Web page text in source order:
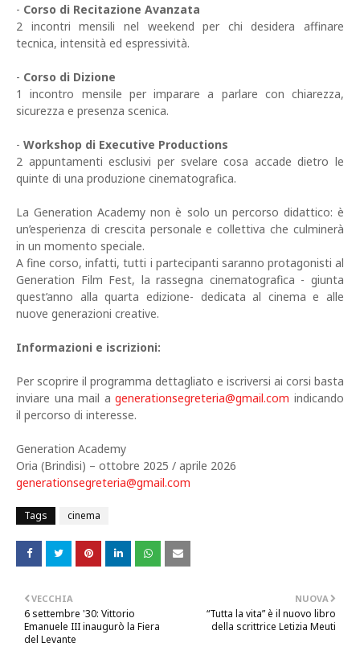
- Corso di Recitazione Avanzata
2 incontri mensili nel weekend per chi desidera affinare
tecnica, intensità ed espressività.
- Corso di Dizione
1 incontro mensile per imparare a parlare con chiarezza,
sicurezza e presenza scenica.
- Workshop di Executive Productions
2 appuntamenti esclusivi per svelare cosa accade dietro le
quinte di una produzione cinematografica.
La Generation Academy non è solo un percorso didattico: è
un’esperienza di crescita personale e collettiva che culminerà
in un momento speciale.
A fine corso, infatti, tutti i partecipanti saranno protagonisti al
Generation Film Fest, la rassegna cinematografica - giunta
quest’anno alla quarta edizione- dedicata al cinema e alle
nuove generazioni creative.
Informazioni e iscrizioni:
Per scoprire il programma dettagliato e iscriversi ai corsi basta
inviare una mail agenerationsegreteria@gmail.com indicando
il percorso di interesse.
Generation Academy
Oria (Brindisi) – ottobre 2025 / aprile 2026
generationsegreteria@gmail.com
Tags cinema
NUOVA
“Tutta la vita” è il nuovo libro
della scrittrice Letizia Meuti
VECCHIA
6 settembre '30: Vittorio
Emanuele III inaugurò la Fiera
del Levante